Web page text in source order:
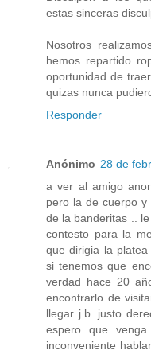
estas sinceras
Nosotros
hemos repartido
oportunidad de
quizas nunca
Responder
Anónimo 28 de
a ver al amigo
pero la de cuerpo y
de la banderitas ..
contesto para la
que dirigia la
si tenemos que
verdad hace 20
encontrarlo de
llegar j.b. justo
espero que
inconveniente